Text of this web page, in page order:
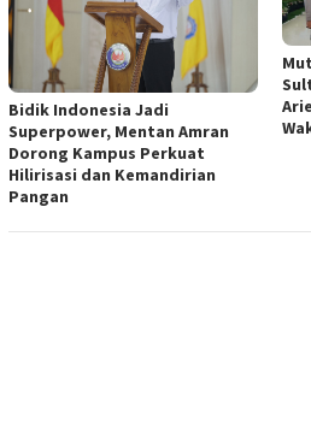
Bidik Indonesia Jadi
Superpower, Mentan Amran
Dorong Kampus Perkuat
Hilirisasi dan Kemandirian
Pangan